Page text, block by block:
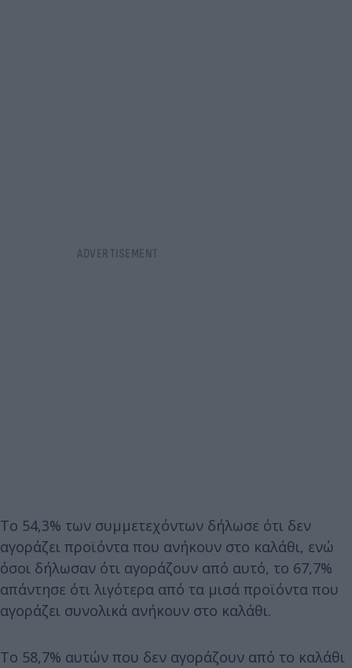
Το 54,3% των συμμετεχόντων δήλωσε ότι δεν
αγοράζει προϊόντα που ανήκουν στο καλάθι, ενώ
όσοι δήλωσαν ότι αγοράζουν από αυτό, το 67,7%
απάντησε ότι λιγότερα από τα μισά προϊόντα που
αγοράζει συνολικά ανήκουν στο καλάθι.
Το 58,7% αυτών που δεν αγοράζουν από το καλάθι